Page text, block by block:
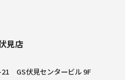
見店
21 GS伏見センタービル 9F